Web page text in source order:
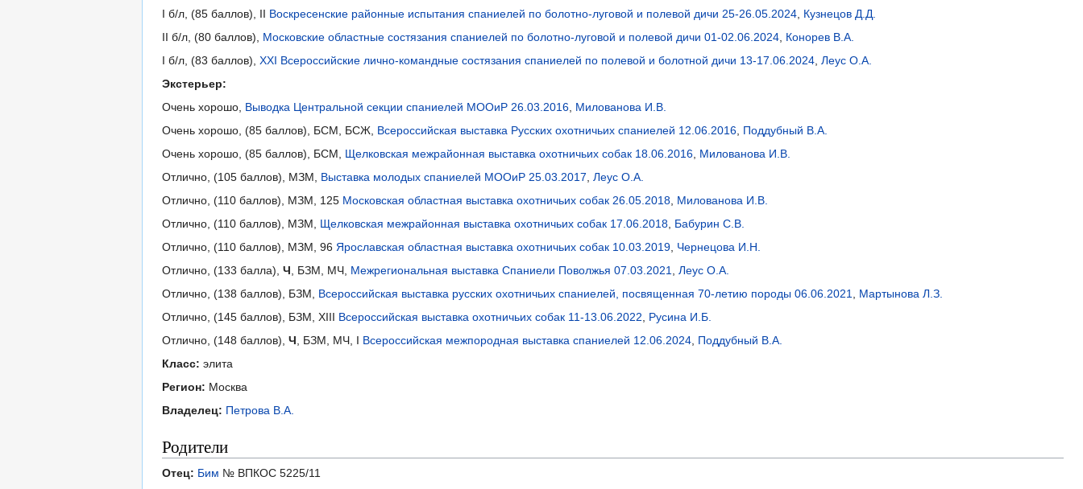
I б/л, (85 баллов), II Воскресенские районные испытания спаниелей по болотно-луговой и полевой дичи 25-26.05.2024, Кузнецов Д.Д.
II б/л, (80 баллов), Московские областные состязания спаниелей по болотно-луговой и полевой дичи 01-02.06.2024, Конорев В.А.
I б/л, (83 баллов), XXI Всероссийские лично-командные состязания спаниелей по полевой и болотной дичи 13-17.06.2024, Леус О.А.
Экстерьер:
Очень хорошо, Выводка Центральной секции спаниелей МООиР 26.03.2016, Милованова И.В.
Очень хорошо, (85 баллов), БСМ, БСЖ, Всероссийская выставка Русских охотничьих спаниелей 12.06.2016, Поддубный В.А.
Очень хорошо, (85 баллов), БСМ, Щелковская межрайонная выставка охотничьих собак 18.06.2016, Милованова И.В.
Отлично, (105 баллов), МЗМ, Выставка молодых спаниелей МООиР 25.03.2017, Леус О.А.
Отлично, (110 баллов), МЗМ, 125 Московская областная выставка охотничьих собак 26.05.2018, Милованова И.В.
Отлично, (110 баллов), МЗМ, Щелковская межрайонная выставка охотничьих собак 17.06.2018, Бабурин С.В.
Отлично, (110 баллов), МЗМ, 96 Ярославская областная выставка охотничьих собак 10.03.2019, Чернецова И.Н.
Отлично, (133 балла), Ч, БЗМ, МЧ, Межрегиональная выставка Спаниели Поволжья 07.03.2021, Леус О.А.
Отлично, (138 баллов), БЗМ, Всероссийская выставка русских охотничьих спаниелей, посвященная 70-летию породы 06.06.2021, Мартынова Л.З.
Отлично, (145 баллов), БЗМ, XIII Всероссийская выставка охотничьих собак 11-13.06.2022, Русина И.Б.
Отлично, (148 баллов), Ч, БЗМ, МЧ, I Всероссийская межпородная выставка спаниелей 12.06.2024, Поддубный В.А.
Класс: элита
Регион: Москва
Владелец: Петрова В.А.
Родители
Отец: Бим № ВПКОС 5225/11